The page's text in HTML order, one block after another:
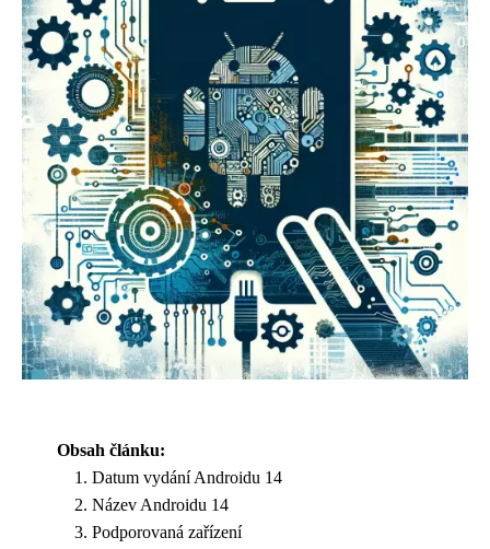
Obsah článku:
Datum vydání Androidu 14
Název Androidu 14
Podporovaná zařízení